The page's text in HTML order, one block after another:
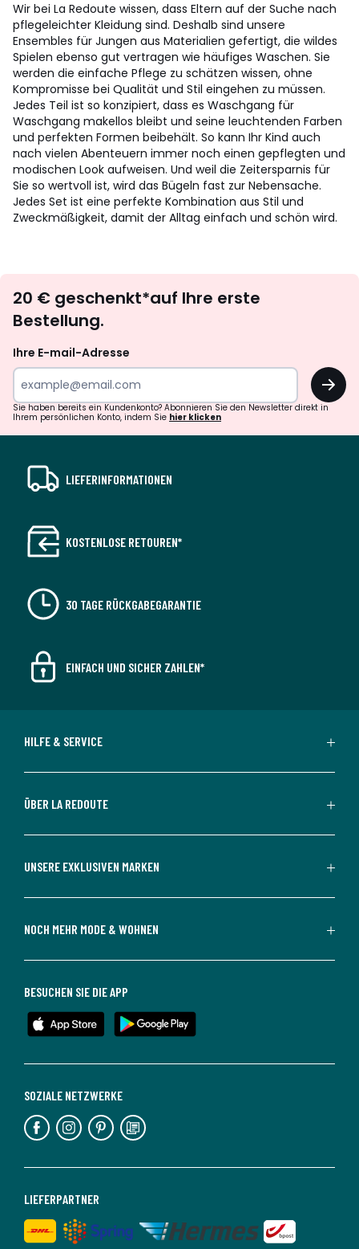
Wir bei La Redoute wissen, dass Eltern auf der Suche nach
pflegeleichter Kleidung sind. Deshalb sind unsere
Ensembles für Jungen aus Materialien gefertigt, die wildes
Spielen ebenso gut vertragen wie häufiges Waschen. Sie
werden die einfache Pflege zu schätzen wissen, ohne
Kompromisse bei Qualität und Stil eingehen zu müssen.
Jedes Teil ist so konzipiert, dass es Waschgang für
Waschgang makellos bleibt und seine leuchtenden Farben
und perfekten Formen beibehält. So kann Ihr Kind auch
nach vielen Abenteuern immer noch einen gepflegten und
modischen Look aufweisen. Und weil die Zeitersparnis für
Sie so wertvoll ist, wird das Bügeln fast zur Nebensache.
Jedes Set ist eine perfekte Kombination aus Stil und
Zweckmäßigkeit, damit der Alltag einfach und schön wird.
abonnieren
20 € geschenkt*auf Ihre erste
Bestellung.
Ihre E-mail-Adresse
OK
Sie haben bereits ein Kundenkonto? Abonnieren Sie den Newsletter direkt in
Ihrem persönlichen Konto, indem Sie hier klicken
LIEFERINFORMATIONEN
KOSTENLOSE RETOUREN*
30 TAGE RÜCKGABEGARANTIE
EINFACH UND SICHER ZAHLEN*
HILFE & SERVICE
ÜBER LA REDOUTE
UNSERE EXKLUSIVEN MARKEN
NOCH MEHR MODE & WOHNEN
LIEFERPARTNER
SOZIALE NETZWERKE
BESUCHEN SIE DIE APP